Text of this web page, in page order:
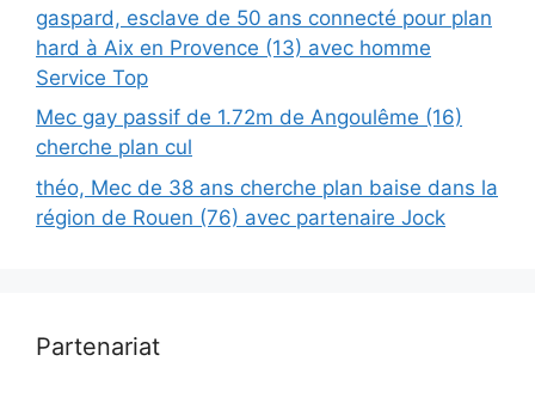
gaspard, esclave de 50 ans connecté pour plan
hard à Aix en Provence (13) avec homme
Service Top
Mec gay passif de 1.72m de Angoulême (16)
cherche plan cul
théo, Mec de 38 ans cherche plan baise dans la
région de Rouen (76) avec partenaire Jock
Partenariat